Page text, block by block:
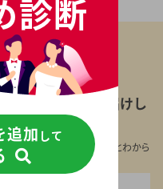
年代に合わせた
トを
でお届けし
所の資料は、結婚相談所とわから
送りします
診断
追加 して